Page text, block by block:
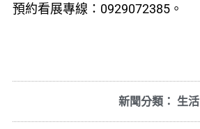
預約看展專線：0929072385。
新聞分類： 生活